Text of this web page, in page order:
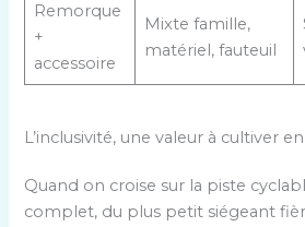
Remorque
+
accessoire
Mixte famille,
matériel, fauteuil
L’inclusivité, une valeur à cultiver
Quand on croise sur la piste
complet, du plus petit siégeant